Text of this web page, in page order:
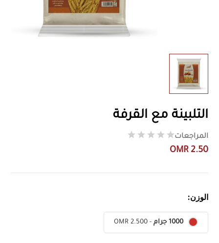
التلبينة مع القرفة
المراجعات
OMR 2.50
الوزن:
1000 جرام -
OMR 2.500